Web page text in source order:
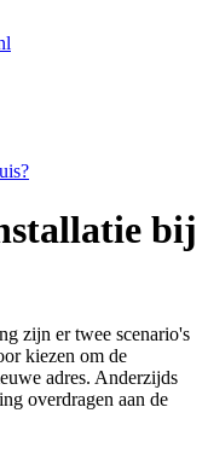
bij
zijn er twee scenario's
kiezen om de
adres. Anderzijds
overdragen aan de